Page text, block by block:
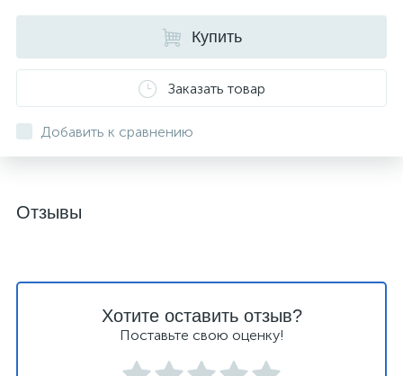
Купить
Заказать товар
Добавить к сравнению
Отзывы
Хотите оставить отзыв?
Поставьте свою оценку!